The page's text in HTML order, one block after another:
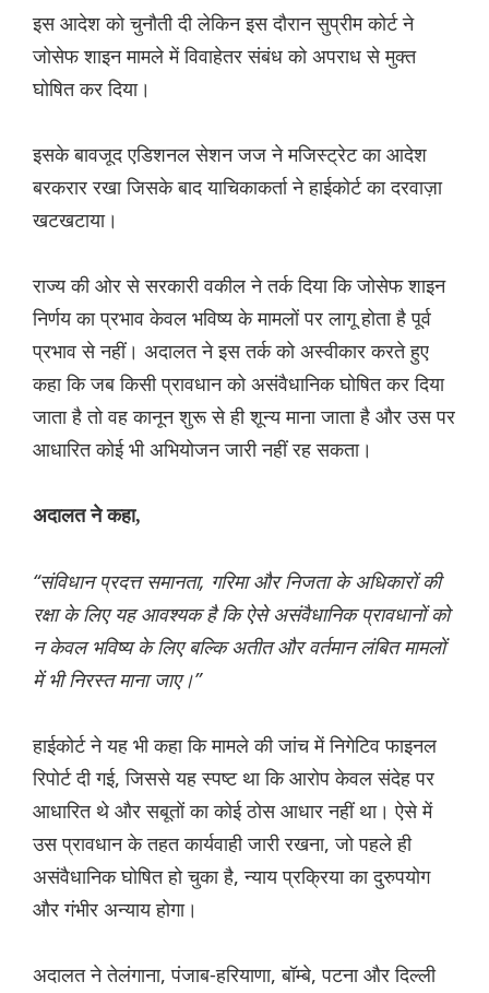
इस आदेश को चुनौती दी लेकिन इस दौरान सुप्रीम कोर्ट ने
जोसेफ शाइन मामले में विवाहेतर संबंध को अपराध से मुक्त
घोषित कर दिया।
इसके बावजूद एडिशनल सेशन जज ने मजिस्ट्रेट का आदेश
बरकरार रखा जिसके बाद याचिकाकर्ता ने हाईकोर्ट का दरवाज़ा
खटखटाया।
राज्य की ओर से सरकारी वकील ने तर्क दिया कि जोसेफ शाइन
निर्णय का प्रभाव केवल भविष्य के मामलों पर लागू होता है पूर्व
प्रभाव से नहीं। अदालत ने इस तर्क को अस्वीकार करते हुए
कहा कि जब किसी प्रावधान को असंवैधानिक घोषित कर दिया
जाता है तो वह कानून शुरू से ही शून्य माना जाता है और उस पर
आधारित कोई भी अभियोजन जारी नहीं रह सकता।
अदालत ने कहा,
“संविधान प्रदत्त समानता, गरिमा और निजता के अधिकारों की
रक्षा के लिए यह आवश्यक है कि ऐसे असंवैधानिक प्रावधानों को
न केवल भविष्य के लिए बल्कि अतीत और वर्तमान लंबित मामलों
में भी निरस्त माना जाए।”
हाईकोर्ट ने यह भी कहा कि मामले की जांच में निगेटिव फाइनल
रिपोर्ट दी गई, जिससे यह स्पष्ट था कि आरोप केवल संदेह पर
आधारित थे और सबूतों का कोई ठोस आधार नहीं था। ऐसे में
उस प्रावधान के तहत कार्यवाही जारी रखना, जो पहले ही
असंवैधानिक घोषित हो चुका है, न्याय प्रक्रिया का दुरुपयोग
और गंभीर अन्याय होगा।
अदालत ने तेलंगाना, पंजाब-हरियाणा, बॉम्बे, पटना और दिल्ली